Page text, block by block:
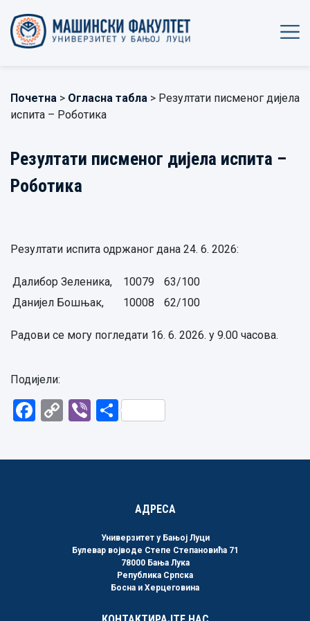
Почетна > Огласна табла > Резултати писменог дијела
испита – Роботика
Резултати писменог дијела испита –
Роботика
Резултати испита одржаног дана 24. 6. 2026:
Далибор Зеленика, 10079
63/100
Данијел Бошњак,
10008 62/100
Радови се могу погледати 16. 6. 2026. у 9.00 часова.
Подијели:
Facebook
CopyViberShare
АДРЕСА
Универзитет у Бањој Луци
Булевар војводе Степе Степановића 71
78000 Бања Лука
Република Српска
Босна и Херцеговина